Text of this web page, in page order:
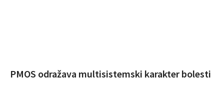
PMOS odražava multisistemski karakter bolesti